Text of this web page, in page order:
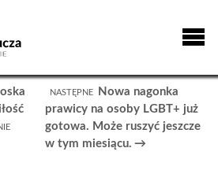
Nowa nagonka
prawicy na osoby LGBT+ już
gotowa. Może ruszyć jeszcze
w tym miesiącu.